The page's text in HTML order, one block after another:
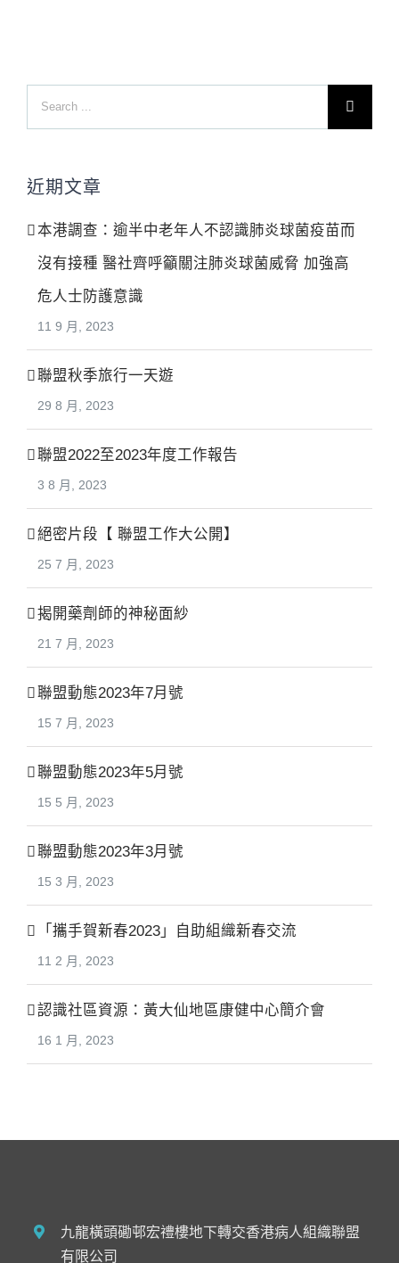
Search
for:
近期文章
本港調查：逾半中老年人不認識肺炎球菌疫苗而
沒有接種 醫社齊呼籲關注肺炎球菌威脅 加強高
危人士防護意識
11 9 月, 2023
聯盟秋季旅行一天遊
29 8 月, 2023
聯盟2022至2023年度工作報告
3 8 月, 2023
絕密片段【 聯盟工作大公開】
25 7 月, 2023
揭開藥劑師的神秘面紗
21 7 月, 2023
聯盟動態2023年7月號
15 7 月, 2023
聯盟動態2023年5月號
15 5 月, 2023
聯盟動態2023年3月號
15 3 月, 2023
「攜手賀新春2023」自助組織新春交流
11 2 月, 2023
認識社區資源：黃大仙地區康健中心簡介會
16 1 月, 2023
九龍橫頭磡邨宏禮樓地下轉交香港病人組織聯盟
有限公司